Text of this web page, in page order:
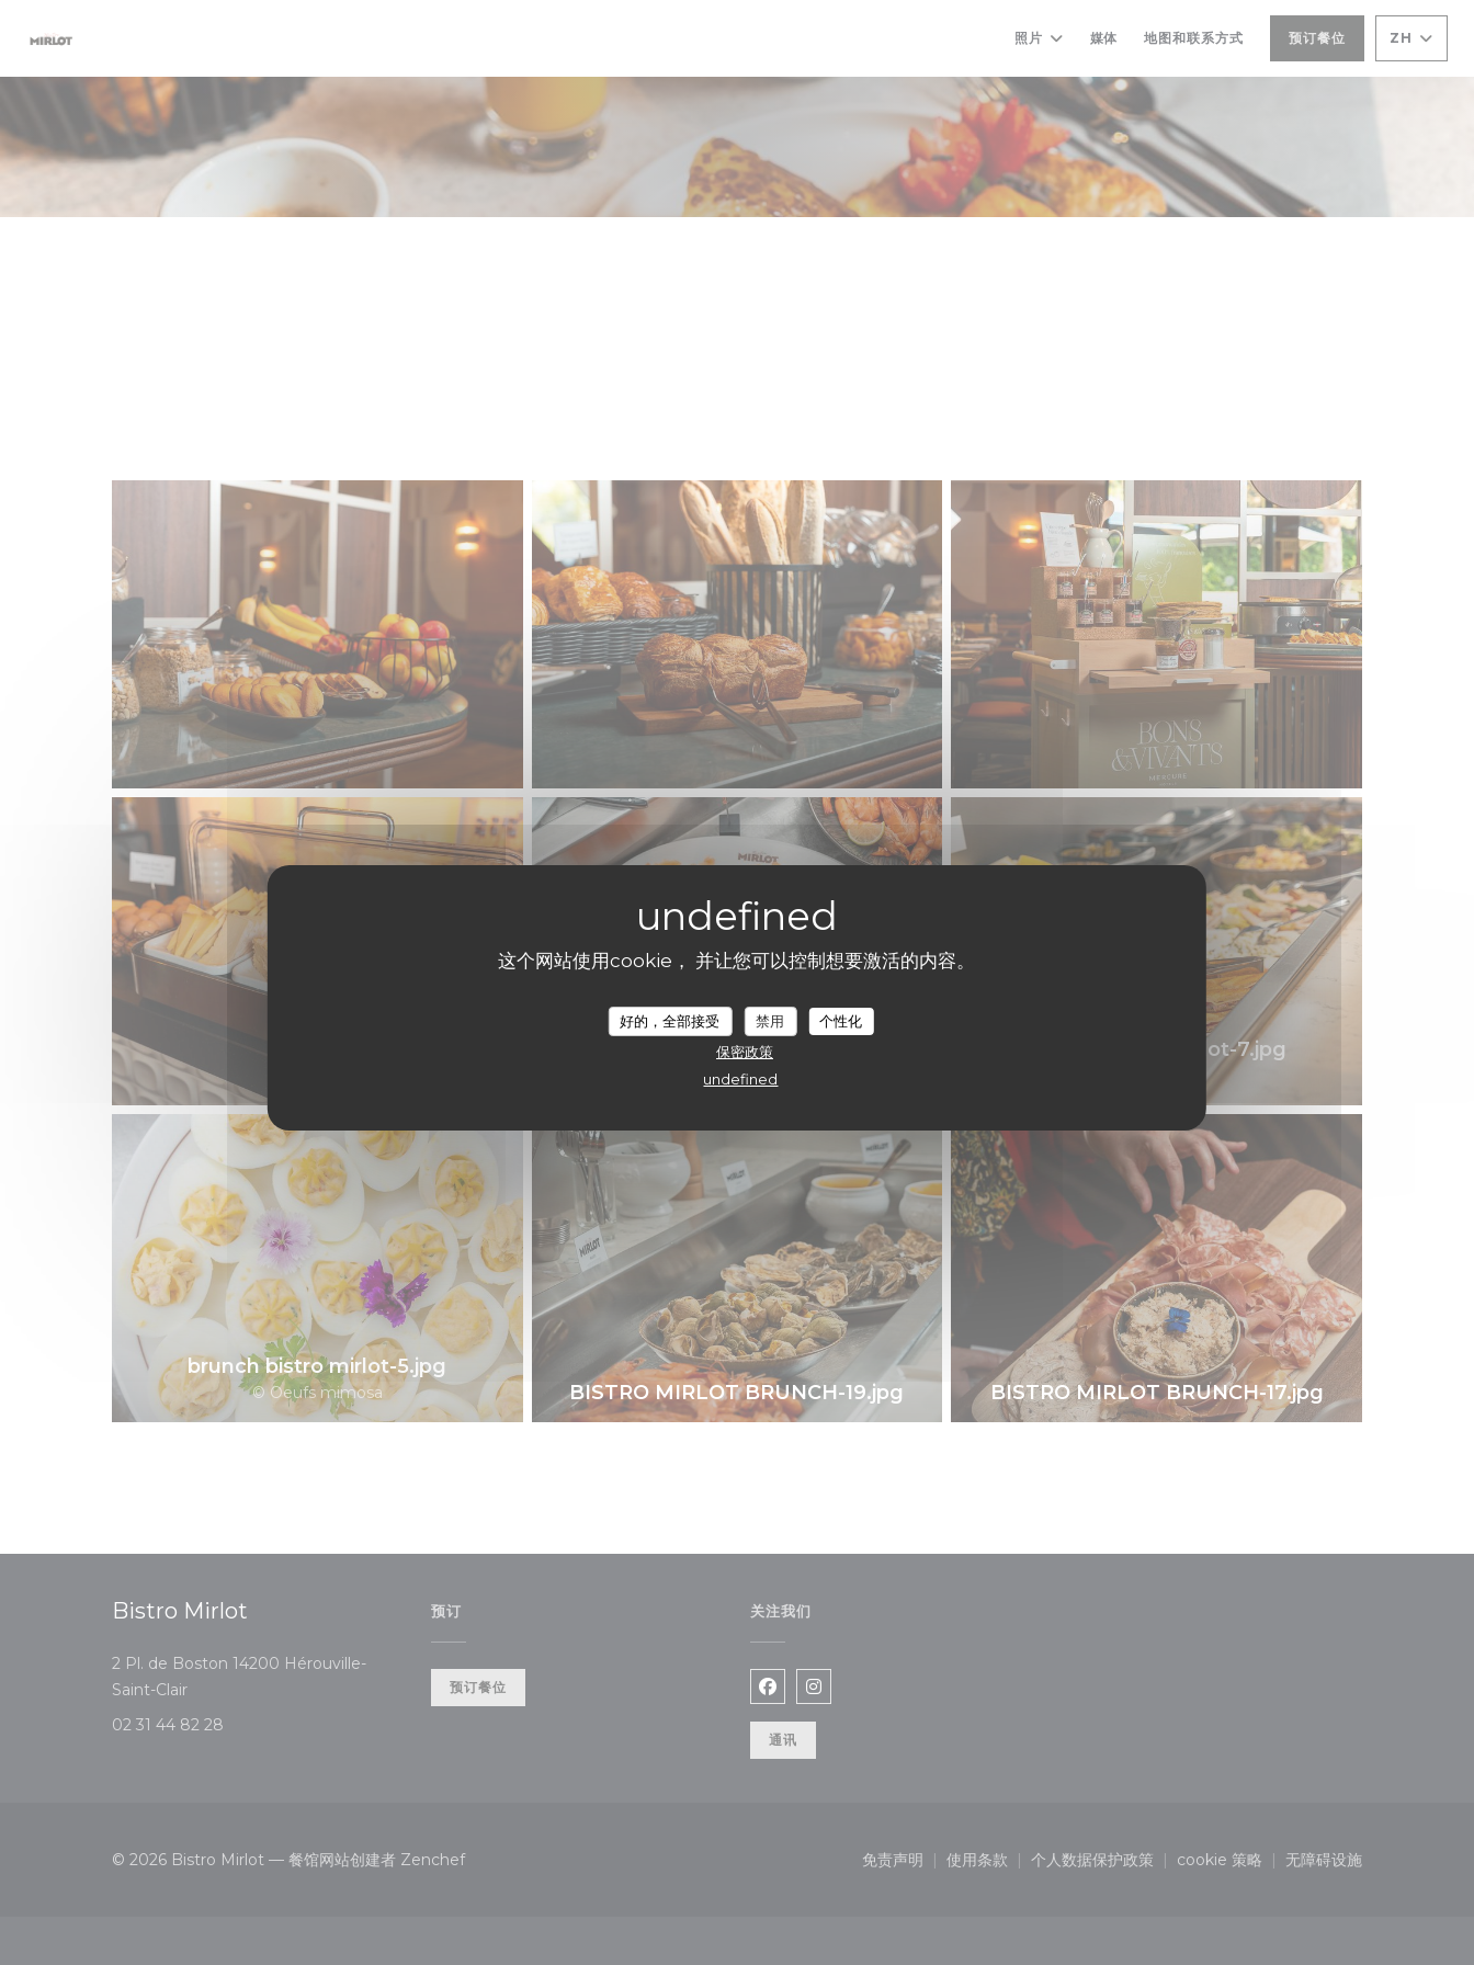
这个网站使用cookie， 并让您可以控制想要激活的内容。
好的，全部接受 禁用
个性化
保密政策
undefined
照片 媒体 地图和联系方式 预订餐位 ZH
brunch bistro mirlot-13.jpg
© Buffet salé
brunch bistro mirlot-7.jpg
brunch bistro mirlot-5.jpg
© Oeufs mimosa BISTRO MIRLOT BRUNCH-19.jpg BISTRO MIRLOT BRUNCH-17.jpg
Bistro Mirlot
2 Pl. de Boston 14200 Hérouville-
Saint-Clair((在新窗口中打开))
02 31 44 82 28
预订
预订餐位
关注我们
Facebook ((在新窗口中打开))
Instagram ((在新窗口中打开))
通讯
© 2026 Bistro Mirlot — 餐馆网站创建者 Zenchef((在新窗口中打开)) 免责声明
((在新窗口中打开))
使用条款
((在新窗口中打开))
个人数据保护政策
((在新窗口中打开))
cookie 策略
((在新窗口中打开))
无障碍设施
((在新窗口中打开))